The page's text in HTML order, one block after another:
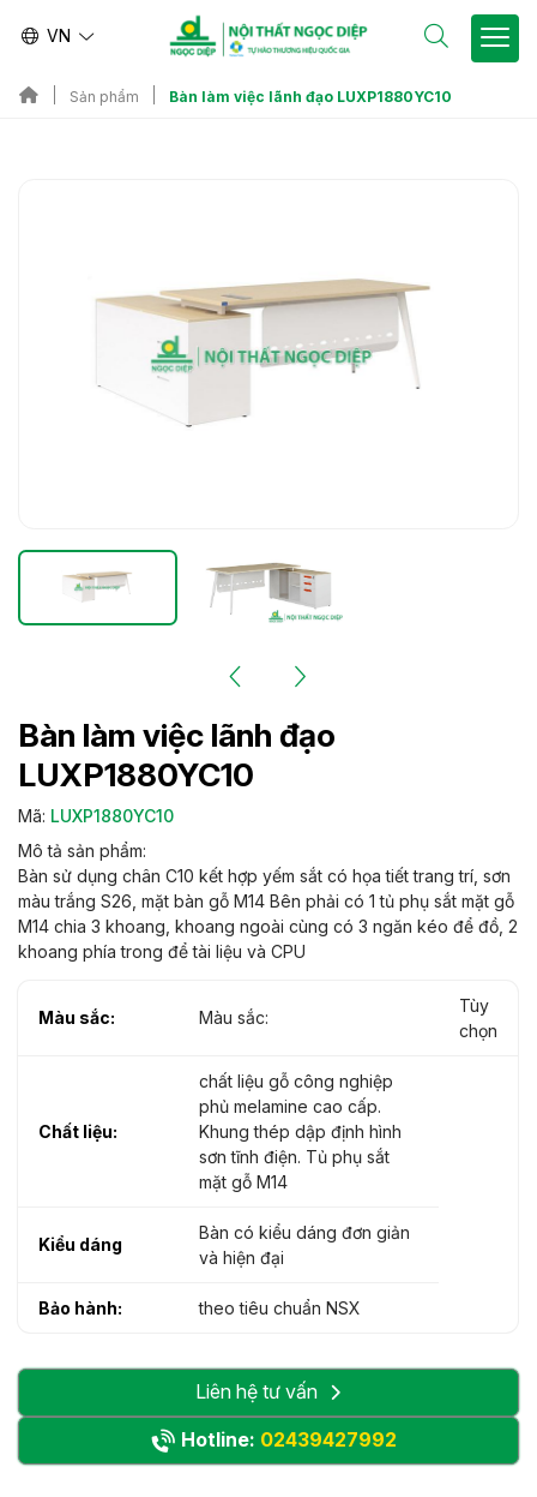
VN
Sản phẩm Bàn làm việc lãnh đạo LUXP1880YC10
Bàn làm việc lãnh đạo
LUXP1880YC10
Mã: LUXP1880YC10
Mô tả sản phẩm:
Bàn sử dụng chân C10 kết hợp yếm sắt có họa tiết trang trí, sơn
màu trắng S26, mặt bàn gỗ M14 Bên phải có 1 tủ phụ sắt mặt gỗ
M14 chia 3 khoang, khoang ngoài cùng có 3 ngăn kéo để đồ, 2
khoang phía trong để tài liệu và CPU
Màu sắc: Màu sắc:
Tùy
chọn
Chất liệu:
chất liệu gỗ công nghiệp
phủ melamine cao cấp.
Khung thép dập định hình
sơn tĩnh điện. Tủ phụ sắt
mặt gỗ M14
Kiểu dáng
Bàn có kiểu dáng đơn giản
và hiện đại
Bảo hành: theo tiêu chuẩn NSX
Liên hệ tư vấn
Hotline: 02439427992